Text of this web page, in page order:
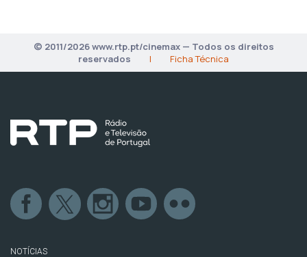
© 2011/2026 www.rtp.pt/cinemax — Todos os direitos
reservados
| Ficha Técnica
NOTÍCIAS